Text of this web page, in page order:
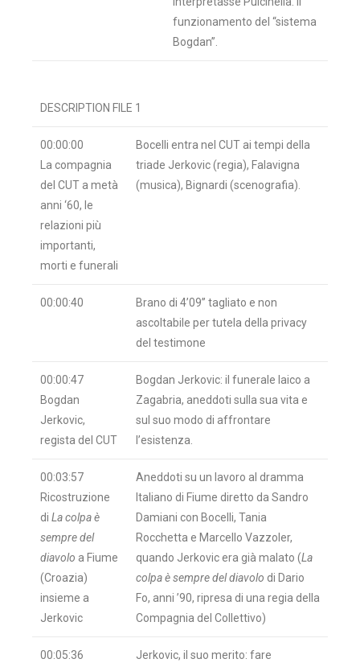
funzionamento del “sistema
Bogdan”.
DESCRIPTION FILE 1
00:00:00
La compagnia
del CUT a metà
anni ‘60, le
relazioni più
importanti,
morti e funerali
Bocelli entra nel CUT ai tempi della
triade Jerkovic (regia), Falavigna
(musica), Bignardi (scenografia).
00:00:40
Brano di 4’09’’ tagliato e non
ascoltabile per tutela della privacy
del testimone
00:00:47
Bogdan
Jerkovic,
regista del CUT
Bogdan Jerkovic: il funerale laico a
Zagabria, aneddoti sulla sua vita e
sul suo modo di affrontare
l’esistenza.
00:03:57
Ricostruzione
di La colpa è
sempre del
diavolo a Fiume
(Croazia)
insieme a
Jerkovic
Aneddoti su un lavoro al dramma
Italiano di Fiume diretto da Sandro
Damiani con Bocelli, Tania
Rocchetta e Marcello Vazzoler,
quando Jerkovic era già malato (La
colpa è sempre del diavolo di Dario
Fo, anni ’90, ripresa di una regia della
Compagnia del Collettivo)
00:05:36
Jerkovic, il suo merito: fare